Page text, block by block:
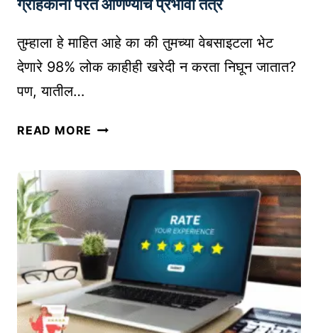
व
सा
य
क
र
णा
चा
वा
र
ग्राहकांना परत आणण्याचे प्रभावी तंत्र
तुम्हाला हे माहित आहे का की तुमच्या वेबसाइटला भेट
देणारे 98% लोक काहीही खरेदी न करता निघून जातात?
पण, यातील…
READ MORE R
A
R
E
T
I
N
G